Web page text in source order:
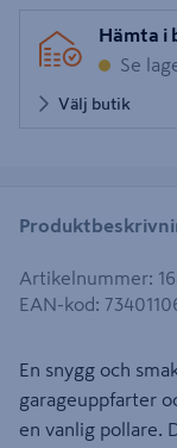
Hämta i
Se
Välj butik
Artikelnummer:
EAN-kod:
En snygg och
garageuppfarter
en vanlig pollare.